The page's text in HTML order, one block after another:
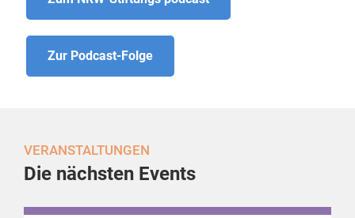
Zur Podcast-Folge
VERANSTALTUNGEN
Die nächsten Events